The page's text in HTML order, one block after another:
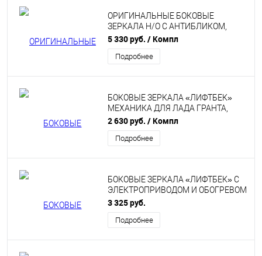
ОРИГИНАЛЬНЫЕ БОКОВЫЕ
ЗЕРКАЛА Н/О С АНТИБЛИКОМ,
ЭЛЕКТРОПРИВОДОМ И ОБОГРЕВОМ
В ЦВЕТ НА ЛАДА КАЛИНА, КАЛИНА
2, ГРАНТА, ДАТСУН
5 330 руб. / Компл
Подробнее
БОКОВЫЕ ЗЕРКАЛА «ЛИФТБЕК»
МЕХАНИКА ДЛЯ ЛАДА ГРАНТА,
КАЛИНА, КАЛИНА 2, DATSUN
2 630 руб. / Компл
Подробнее
БОКОВЫЕ ЗЕРКАЛА «ЛИФТБЕК» С
ЭЛЕКТРОПРИВОДОМ И ОБОГРЕВОМ
ДЛЯ ЛАДА ГРАНТА, КАЛИНА,
КАЛИНА 2, DATSUN
3 325 руб.
Подробнее